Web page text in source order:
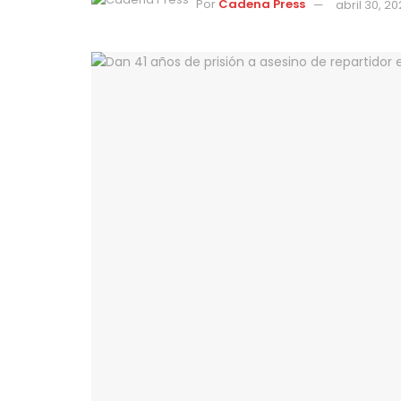
Por Cadena Press abril 30,